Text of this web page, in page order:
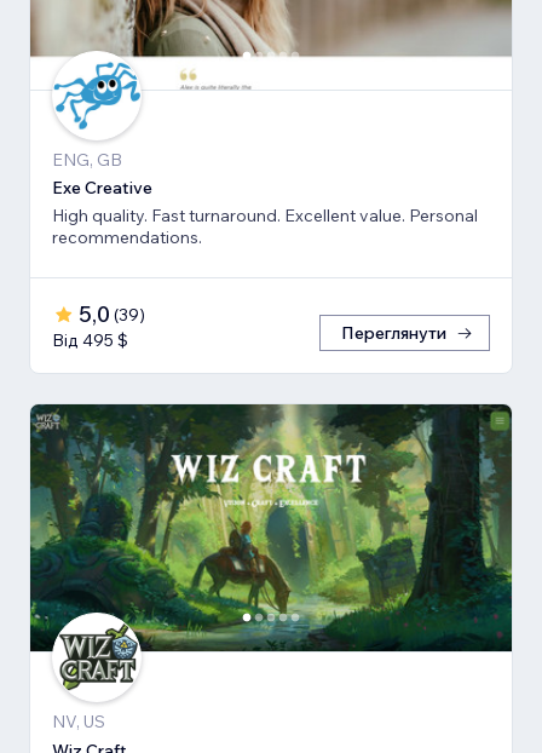
ENG, GB
Exe Creative
High quality. Fast turnaround. Excellent value. Personal
recommendations.
5,0 (39)
Від 495 $
Переглянути
NV, US